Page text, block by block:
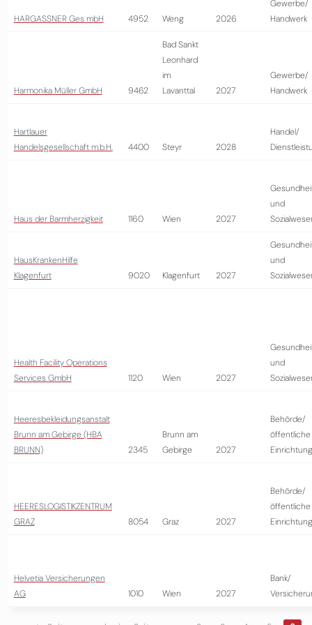
HARGASSNER Ges mbH 4952 Weng 2026
Gewerbe/
Handwerk
Harmonika Müller GmbH 9462
Bad Sankt
Leonhard
im
Lavanttal
2027
Gewerbe/
Handwerk
Hartlauer
Handelsgesellschaft m.b.H.
4400 Steyr 2028
Handel/
Haus der Barmherzigkeit 1160 Wien 2027
und
HausKrankenHilfe
Klagenfurt
9020 Klagenfurt 2027
und
Health Facility Operations
Services GmbH
1120 Wien 2027
und
Heeresbekleidungsanstalt
Brunn am Gebirge (HBA
BRUNN)
2345
Brunn am
Gebirge
2027
Behörde/
öffentliche
Einrichtung
HEERESLOGISTIKZENTRUM
GRAZ
8054 Graz 2027
Behörde/
öffentliche
Einrichtung
Helvetia Versicherungen
AG
1010 Wien 2027
Bank/